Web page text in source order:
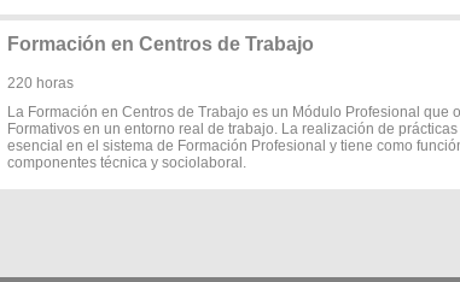
Formación en Centros de Trabajo
220 horas
La Formación en Centros de Trabajo es un Módulo Profesional
Formativos en un entorno real de trabajo. La realización de
esencial en el sistema de Formación Profesional y tiene como
componentes técnica y sociolaboral.